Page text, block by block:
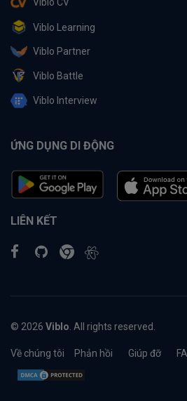
Viblo Learning
Viblo Partner
Viblo Battle
Viblo Interview
ỨNG DỤNG DI ĐỘNG
LIÊN KẾT
© 2026 Viblo . All rights reserved.
Về chúng tôi Phản hồi Giúp đỡ